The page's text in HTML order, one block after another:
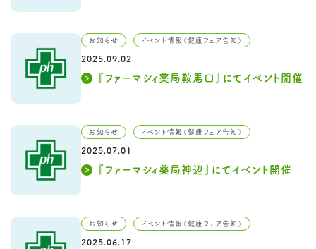
お知らせ イベント情報（健康フェア告知）
2025.09.02
『ファーマシィ薬局鞍馬口』にてイベント開催
お知らせ イベント情報（健康フェア告知）
2025.07.01
『ファーマシィ薬局神辺』にてイベント開催
お知らせ イベント情報（健康フェア告知）
2025.06.17